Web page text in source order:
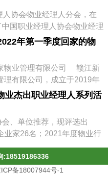
协会物业经理人分会，在
国职业经理人协会物业经理
转型发展高峰论坛，有来自
位代表参加了会议，李占军
职协物业经理人分会管理办
会、第二届常务理事、副会
年第一季度回家的物
物业管理有限公司 赣江新
理有限公司，成立于2019年
控股集团旗下中赣置业全资
11个项目。 企业经营范围:
馆管理服务，商业综合体管
务，集贸市场管理服务，
工程管理服务，供冷供暖设
管理服务，城市绿化管理服
务，礼...
业杰出职业经理人系列活
、单位推荐，现评选出
业家26名；2021年度物业行
监38名；2021年度物业行业
年度物业职业经理人推崇
:18519186336
备18007944号-1